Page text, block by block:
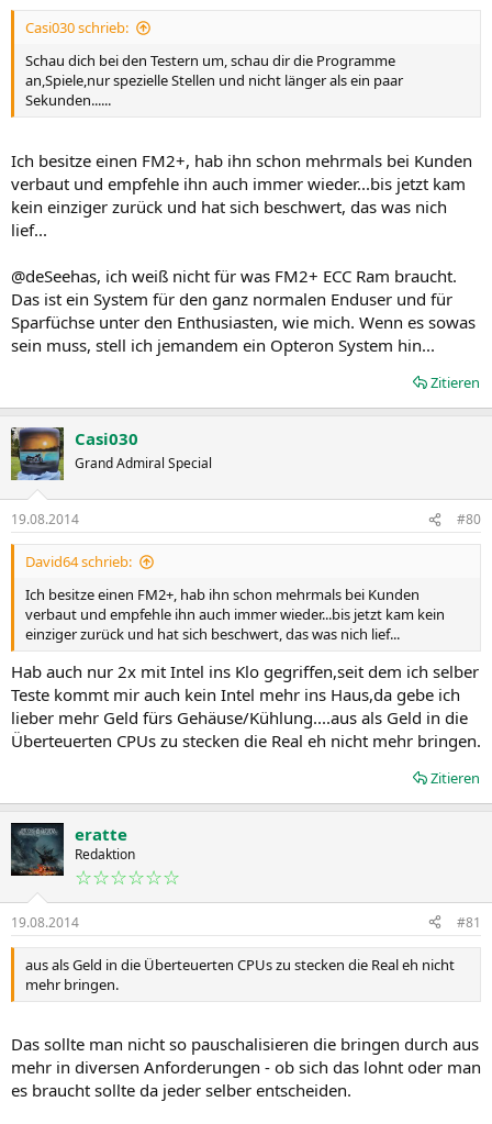
Casi030 schrieb:
Schau dich bei den Testern um, schau dir die Programme
an,Spiele,nur spezielle Stellen und nicht länger als ein paar
Sekunden......
Ich besitze einen FM2+, hab ihn schon mehrmals bei Kunden
verbaut und empfehle ihn auch immer wieder...bis jetzt kam
kein einziger zurück und hat sich beschwert, das was nich
lief...
@deSeehas, ich weiß nicht für was FM2+ ECC Ram braucht.
Das ist ein System für den ganz normalen Enduser und für
Sparfüchse unter den Enthusiasten, wie mich. Wenn es sowas
sein muss, stell ich jemandem ein Opteron System hin...
Zitieren
Casi030
Grand Admiral Special
19.08.2014 #80
David64 schrieb:
Ich besitze einen FM2+, hab ihn schon mehrmals bei Kunden
verbaut und empfehle ihn auch immer wieder...bis jetzt kam kein
einziger zurück und hat sich beschwert, das was nich lief...
Hab auch nur 2x mit Intel ins Klo gegriffen,seit dem ich selber
Teste kommt mir auch kein Intel mehr ins Haus,da gebe ich
lieber mehr Geld fürs Gehäuse/Kühlung....aus als Geld in die
Überteuerten CPUs zu stecken die Real eh nicht mehr bringen.
Zitieren
eratte
Redaktion
☆☆☆☆☆☆
19.08.2014 #81
aus als Geld in die Überteuerten CPUs zu stecken die Real eh nicht
mehr bringen.
Das sollte man nicht so pauschalisieren die bringen durch aus
mehr in diversen Anforderungen - ob sich das lohnt oder man
es braucht sollte da jeder selber entscheiden.